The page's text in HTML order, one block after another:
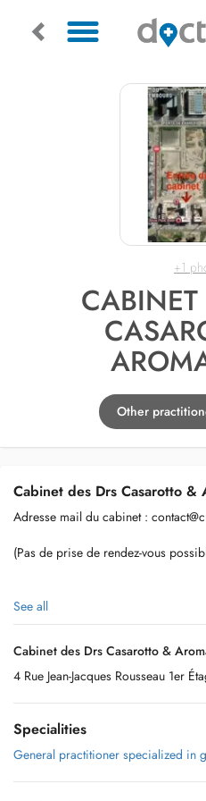
+1
CABINET
Other
Cabinet des Drs Casarotto &
Adresse mail du cabinet :
(Pas de prise de rendez-vous
Chères patientes,
Nous sommes ravies de vous
sein du Cabinet Médical Central
See all
Cabinet des Drs Casarotto &
4 Rue Jean-Jacques Rousseau 1er
Specialities
General practitioner specialized in